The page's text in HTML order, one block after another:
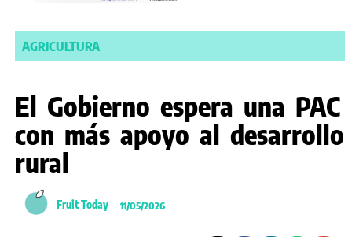
AGRICULTURA
El Gobierno espera una PAC
con más apoyo al desarrollo
rural
Fruit Today 11/05/2026